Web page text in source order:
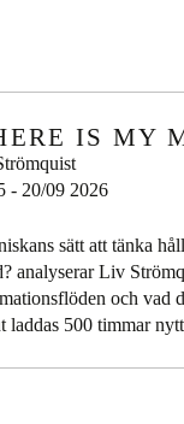
IS MY
- 20/09 2026
sätt att tänka
analyserar Liv
och vad
laddas 500 timmar